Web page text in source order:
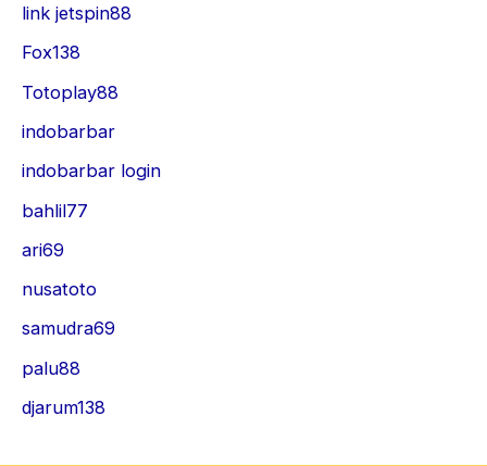
link jetspin88
Fox138
Totoplay88
indobarbar
indobarbar login
bahlil77
ari69
nusatoto
samudra69
palu88
djarum138